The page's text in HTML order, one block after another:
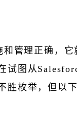
和管理正确，它
试图从
胜枚举，但以